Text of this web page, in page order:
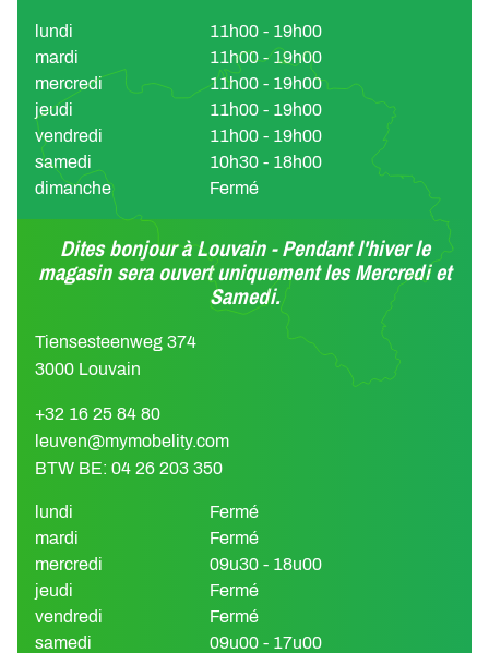
lundi
11h00 - 19h00
mardi
11h00 - 19h00
mercredi
11h00 - 19h00
jeudi
11h00 - 19h00
vendredi
11h00 - 19h00
samedi
10h30 - 18h00
dimanche
Fermé
Dites bonjour à Louvain - Pendant l'hiver le
magasin sera ouvert uniquement les Mercredi et
Samedi.
Tiensesteenweg 374
3000 Louvain
+32 16 25 84 80
leuven@mymobelity.com
BTW BE: 04 26 203 350
lundi
Fermé
mardi
Fermé
mercredi
09u30 - 18u00
jeudi
Fermé
vendredi
Fermé
samedi
09u00 - 17u00